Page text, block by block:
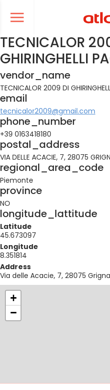
Ouvrir le menu de
le menu de navigation
TECNICALOR
GHIRINGHELLI
vendor_name
TECNICALOR 2009 DI
email
tecnicalor2009@gmail.com
phone_number
+39 0163418180
postal_address
VIA DELLE ACACIE, 7, 28075
regional_area_code
Piemonte
province
NO
longitude_lattitude
Latitude
45.673097
Longitude
8.351814
Address
Via delle Acacie, 7, 28075
+
−